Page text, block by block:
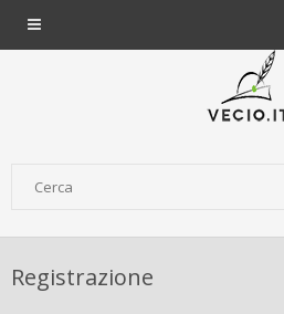
Registrazione